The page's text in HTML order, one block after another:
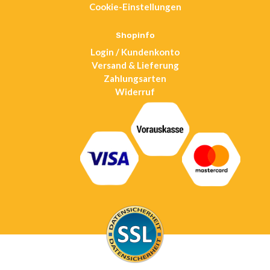
a
tab
Cookie-Einstellungen
Shopinfo
Login / Kundenkonto
Versand & Lieferung
Zahlungsarten
Widerruf